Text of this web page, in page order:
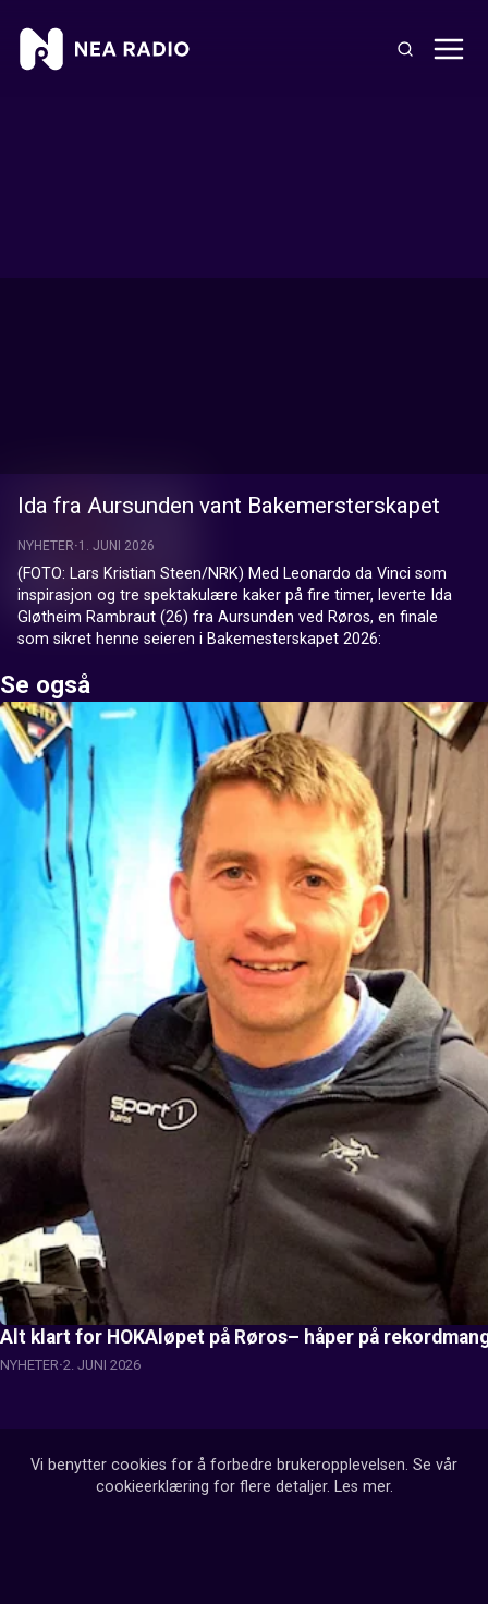
Ida fra Aursunden vant Bakemersterskapet
NYHETER 1. JUNI 2026
(FOTO: Lars Kristian Steen/NRK) Med Leonardo da Vinci som
inspirasjon og tre spektakulære kaker på fire timer, leverte Ida
Gløtheim Rambraut (26) fra Aursunden ved Røros, en finale
som sikret henne seieren i Bakemesterskapet 2026:
Se også
Alt klart for HOKAløpet på Røros– håper på
NYHETER 2. JUNI 2026
Vi benytter cookies for å forbedre brukeropplevelsen. Se vår
cookieerklæring for flere detaljer. Les mer.